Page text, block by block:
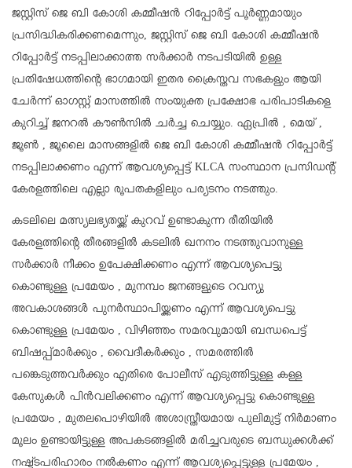
ജസ്റ്റിസ് ജെ ബി കോശി കമ്മീഷൻ റിപ്പോർട്ട്‌ പൂർണ്ണമായും
പ്രസിദ്ധികരിക്കണമെന്നും, ജസ്റ്റിസ് ജെ ബി കോശി കമ്മീഷൻ
റിപ്പോർട്ട്‌ നടപ്പിലാക്കാത്ത സർക്കാർ നടപടിയിൽ ഉള്ള
പ്രതിഷേധത്തിന്റെ ഭാഗമായി ഇതര ക്രൈസ്തവ സഭകളും ആയി
ചേർന്ന് ഓഗസ്റ്റ് മാസത്തിൽ സംയുക്ത പ്രക്ഷോഭ പരിപാടികളെ
കുറിച്ച് ജനറൽ കൗൺസിൽ ചർച്ച ചെയ്യും. ഏപ്രിൽ , മെയ്‌ ,
ജൂൺ , ജൂലൈ മാസങ്ങളിൽ ജെ ബി കോശി കമ്മീഷൻ റിപ്പോർട്ട്‌
നടപ്പിലാക്കണം എന്ന് ആവശ്യപ്പെട്ട് KLCA സംസ്ഥാന പ്രസിഡന്റ്‌
കേരളത്തിലെ എല്ലാ രൂപതകളിലും പര്യടനം നടത്തും.
കടലിലെ മത്സ്യലഭ്യതയ്ക്ക് കുറവ് ഉണ്ടാകുന്ന രീതിയിൽ
കേരളത്തിന്റെ തീരങ്ങളിൽ കടലിൽ ഖനനം നടത്തുവാനുള്ള
സർക്കാർ നീക്കം ഉപേക്ഷിക്കണം എന്ന് ആവശ്യപെട്ടു
കൊണ്ടുള്ള പ്രമേയം , മുനമ്പം ജനങ്ങളുടെ റവന്യു
അവകാശങ്ങൾ പുനർസ്ഥാപിയ്ക്കണം എന്ന് ആവശ്യപെട്ടു
കൊണ്ടുള്ള പ്രമേയം , വിഴിഞ്ഞം സമരവുമായി ബന്ധപെട്ട്
ബിഷപ്പ്മാർക്കും , വൈദീകർക്കും , സമരത്തിൽ
പങ്കെടുത്തവർക്കും എതിരെ പോലീസ് എടുത്തിട്ടുള്ള കള്ള
കേസുകൾ പിൻവലിക്കണം എന്ന് ആവശ്യപ്പെട്ടു കൊണ്ടുള്ള
പ്രമേയം , മുതലപൊഴിയിൽ അശാസ്ത്രീയമായ പുലിമുട്ട് നിർമാണം
മൂലം ഉണ്ടായിട്ടുള്ള അപകടങ്ങളിൽ മരിച്ചവരുടെ ബന്ധുക്കൾക്ക്
നഷ്ട്ടപരിഹാരം നൽകണം എന്ന് ആവശ്യപ്പെട്ടുള്ള പ്രമേയം ,